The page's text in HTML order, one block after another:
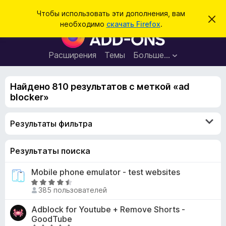
Чтобы использовать эти дополнения, вам
необходимо скачать Firefox.
С
э
о
Д
о
п
о
н
я
а
Расширения Темы Больше…
и
Найдено 810 результатов с меткой «ad
blocker»
Результаты фильтра
Результаты поиска
Mobile phone emulator - test websites
О
ц
е
н
385 пользователей
Adblock for Youtube + Remove Shorts -
GoodTube